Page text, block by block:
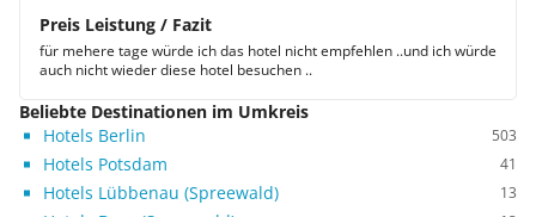
Preis Leistung / Fazit
für mehere tage würde ich das hotel nicht empfehlen ..und ich würde
auch nicht wieder diese hotel besuchen ..
Beliebte Destinationen im Umkreis
Hotels Berlin
503
Hotels Potsdam 41
Hotels Lübbenau (Spreewald) 13